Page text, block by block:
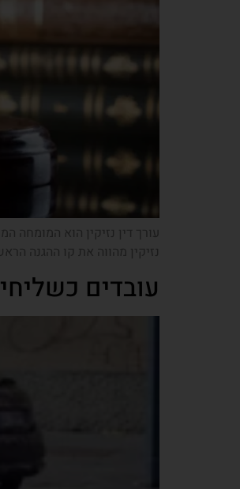
עורך דין נזיקין הוא
נזיקין מהווה את קו ההגנה
עובדים